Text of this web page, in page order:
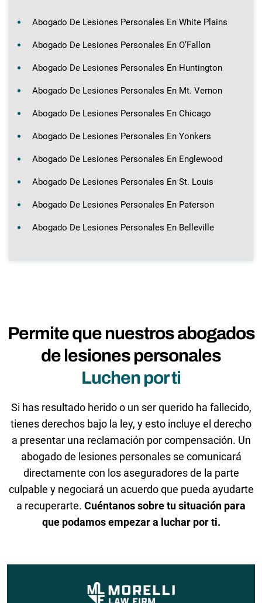
Abogado De Lesiones Personales En White Plains
Abogado De Lesiones Personales En O’Fallon
Abogado De Lesiones Personales En Huntington
Abogado De Lesiones Personales En Mt. Vernon
Abogado De Lesiones Personales En Chicago
Abogado De Lesiones Personales En Yonkers
Abogado De Lesiones Personales En Englewood
Abogado De Lesiones Personales En St. Louis
Abogado De Lesiones Personales En Paterson
Abogado De Lesiones Personales En Belleville
Permite que nuestros abogados
de lesiones personales
Luchen por ti
Si has resultado herido o un ser querido ha fallecido,
tienes derechos bajo la ley, y esto incluye el derecho
a presentar una reclamación por compensación. Un
abogado de lesiones personales se comunicará
directamente con los aseguradores de la parte
culpable y negociará un acuerdo que pueda ayudarte
a recuperarte. Cuéntanos sobre tu situación para
que podamos empezar a luchar por ti.